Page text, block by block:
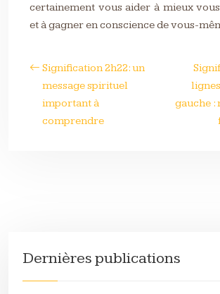
certainement vous aider à mieux
et à gagner en conscience de vous-
Signification 2h22: un
message spirituel
important à
comprendre
gauche :
Dernières publications